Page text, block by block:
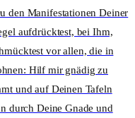
den Manifestationen Deiner
aufdrücktest, bei Ihm,
vor allen, die in
Hilf mir gnädig zu
und auf Deinen Tafeln
durch Deine Gnade und